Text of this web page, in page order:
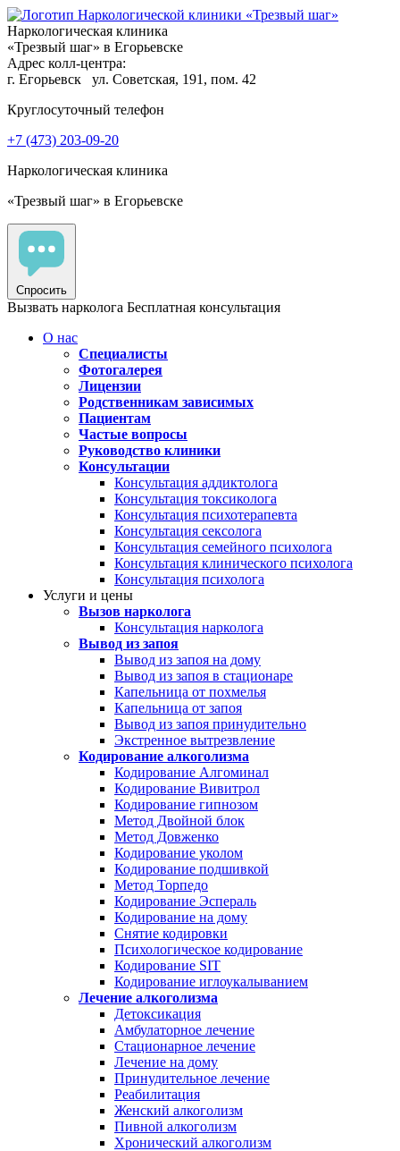
Наркологическая клиника
«Трезвый шаг» в Егорьевске
Адрес колл-центра:
г. Егорьевск
ул. Советская, 191, пом. 42
Круглосуточный телефон
+7 (473) 203-09-20
Наркологическая клиника
«Трезвый шаг» в Егорьевске
Спросить
Вызвать нарколога Бесплатная консультация
О нас
Специалисты
Фотогалерея
Лицензии
Родственникам зависимых
Пациентам
Частые вопросы
Руководство клиники
Консультации
Консультация аддиктолога
Консультация токсиколога
Консультация психотерапевта
Консультация сексолога
Консультация семейного психолога
Консультация клинического психолога
Консультация психолога
Услуги и цены
Вызов нарколога
Консультация нарколога
Вывод из запоя
Вывод из запоя на дому
Вывод из запоя в стационаре
Капельница от похмелья
Капельница от запоя
Вывод из запоя принудительно
Экстренное вытрезвление
Кодирование алкоголизма
Кодирование Алгоминал
Кодирование Вивитрол
Кодирование гипнозом
Метод Двойной блок
Метод Довженко
Кодирование уколом
Кодирование подшивкой
Метод Торпедо
Кодирование Эспераль
Кодирование на дому
Снятие кодировки
Психологическое кодирование
Кодирование SIT
Кодирование иглоукалыванием
Лечение алкоголизма
Детоксикация
Амбулаторное лечение
Стационарное лечение
Лечение на дому
Принудительное лечение
Реабилитация
Женский алкоголизм
Пивной алкоголизм
Хронический алкоголизм